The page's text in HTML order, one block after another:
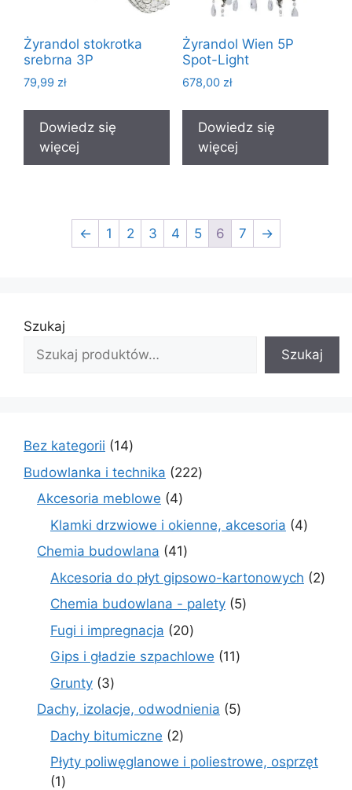
Żyrandol stokrotka
srebrna 3P
79,99 zł
Dowiedz się
więcej
Żyrandol Wien 5P
Spot-Light
678,00 zł
Dowiedz się
więcej
← 1 2 3 4 5 6 7 →
Szukaj
Szukaj
Bez kategorii 1414
produktów
Budowlanka i technika 222222
Akcesoria meblowe 44
produkty
Klamki drzwiowe i okienne, akcesoria 44
Chemia budowlana 4141
produktów
Akcesoria do płyt gipsowo-kartonowych 22
Chemia budowlana - palety 55
Fugi i impregnacja 2020
produktów
Gips i gładzie szpachlowe 1111
Grunty 33
produkty
Dachy, izolacje, odwodnienia 55
Dachy bitumiczne 22
produkty
Płyty poliwęglanowe i poliestrowe, osprzęt
11